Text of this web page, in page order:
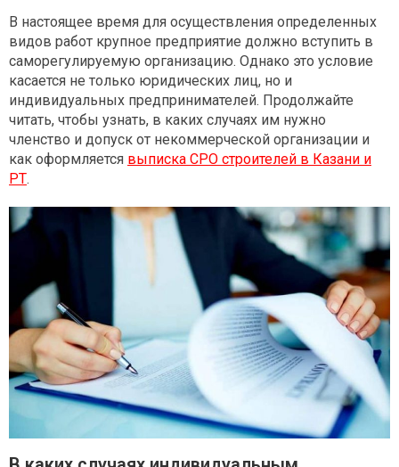
В настоящее время для осуществления определенных
видов работ крупное предприятие должно вступить в
саморегулируемую организацию. Однако это условие
касается не только юридических лиц, но и
индивидуальных предпринимателей. Продолжайте
читать, чтобы узнать, в каких случаях им нужно
членство и допуск от некоммерческой организации и
как оформляется выписка СРО строителей в Казани и
РТ.